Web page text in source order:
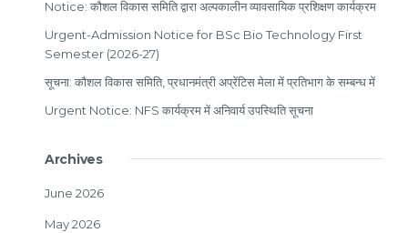
Notice: कौशल विकास समिति द्वारा अल्पकालीन व्यावसायिक प्रशिक्षण कार्यक्रम
Urgent-Admission Notice for BSc Bio Technology First
Semester (2026-27)
सूचना: कौशल विकास समिति, प्रधानमंत्री अप्रेंटिस मेला में प्रतिभाग के सम्बन्ध में
Urgent Notice: NFS कार्यक्रम में अनिवार्य उपस्थिति सूचना
Archives
June 2026
May 2026